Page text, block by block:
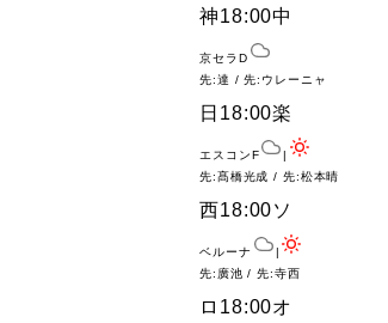
神18:00中
京セラD
先:達 / 先:ウレーニャ
日 18:00楽
エスコンF
|
先:髙橋光成 / 先:松本晴
西18:00ソ
ベルーナ
|
先:廣池 / 先:寺西
ロ 18:00オ